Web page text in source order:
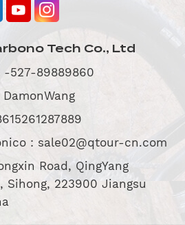
Tech Co., Ltd
-527-89889860
: sale02@qtour-cn.com
Road, QingYang
Sihong, 223900 Jiangsu